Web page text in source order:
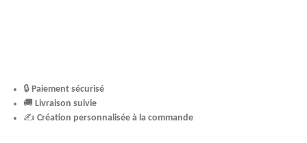
🔒Paiement sécurisé
🚚 Livraison suivie
✍️ Création personnalisée à la commande